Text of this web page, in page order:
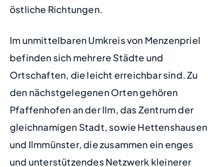
östliche Richtungen.
Im unmittelbaren Umkreis von Menzenpriel
befinden sich mehrere Städte und
Ortschaften, die leicht erreichbar sind. Zu
den nächstgelegenen Orten gehören
Pfaffenhofen an der Ilm, das Zentrum der
gleichnamigen Stadt, sowie Hettenshausen
und Ilmmünster, die zusammen ein enges
und unterstützendes Netzwerk kleinerer